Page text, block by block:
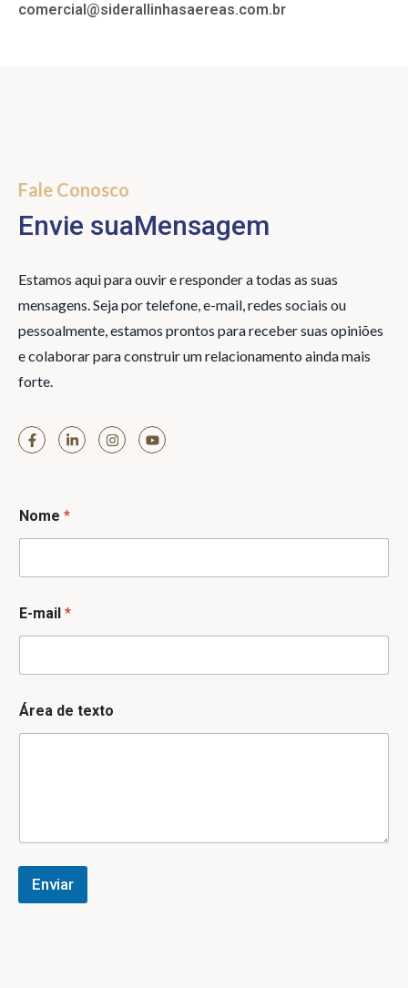
comercial@siderallinhasaereas.com.br
Fale Conosco
Envie suaMensagem
Estamos aqui para ouvir e responder a todas as suas
mensagens. Seja por telefone, e-mail, redes sociais ou
pessoalmente, estamos prontos para receber suas opiniões
e colaborar para construir um relacionamento ainda mais
forte.
Nome *
E-mail *
Área de texto
Enviar